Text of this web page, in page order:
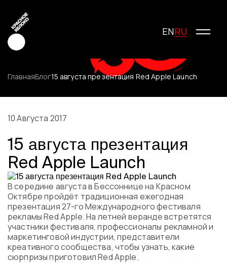
ENRU
Медиа
Молодые креаторы
О фестивале
История фестиваля
Условия участия
Жюри
Победители
Специальные награды
Программа
Часто задаваемые вопросы
Партнеры
ГлавнаяБлог15 августа презентация Red Apple Launch
10 Августа 2017
15 августа презентация
Red Apple Launch
В середине августа в Бессоннице на Красном
Октябре пройдёт традиционная ежегодная
презентация 27-го Международного фестиваля
рекламы Red Apple. На летней веранде встретятся
участники фестиваля, профессионалы рекламной и
маркетинговой индустрии, представители
креативного сообщества, чтобы узнать, какие
сюрпризы приготовил Red Apple.